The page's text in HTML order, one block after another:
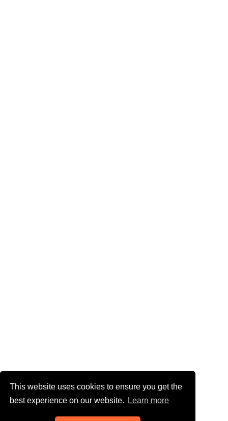
This website uses cookies to ensure you get the
best experience on our website.
Learn more